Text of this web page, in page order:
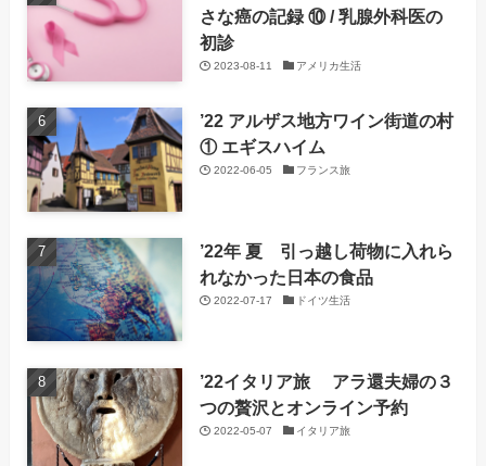
さな癌の記録 ⑩ / 乳腺外科医の
初診
2023-08-11 アメリカ生活
’22 アルザス地方ワイン街道の村
① エギスハイム
2022-06-05 フランス旅
’22年 夏 引っ越し荷物に入れら
れなかった日本の食品
2022-07-17 ドイツ生活
’22イタリア旅 アラ還夫婦の３
つの贅沢とオンライン予約
2022-05-07 イタリア旅